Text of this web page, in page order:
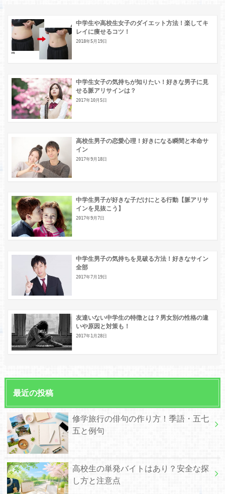
中学生や高校生女子のダイエット方法！楽してキ
レイに痩せるコツ！
2018年5月19日
中学生女子の気持ちが知りたい！好きな男子に見
せる脈アリサインは？
2017年10月5日
高校生男子の恋愛心理！好きになる瞬間と本命サ
イン
2017年9月18日
中学生男子が好きな子だけにとる行動【脈アリサ
インを見抜こう】
2017年9月7日
中学生男子の気持ちを見破る方法！好きなサイン
全部
2017年7月19日
友達いない中学生の特徴とは？男女別の性格の違
いや原因と対策も！
2017年1月28日
最近の投稿
修学旅行の俳句の作り方！季語・五七
五と例句
高校生の単発バイトはあり？安全な探
し方と注意点